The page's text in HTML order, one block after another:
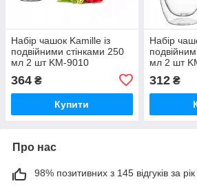
Набір чашок Kamille із
подвійними стінками 250
мл 2 шт KM-9010
364 ₴
Купити
Набір
мл 2 шт
312₴
Про нас
98% позитивних з 145 відгуків за рік